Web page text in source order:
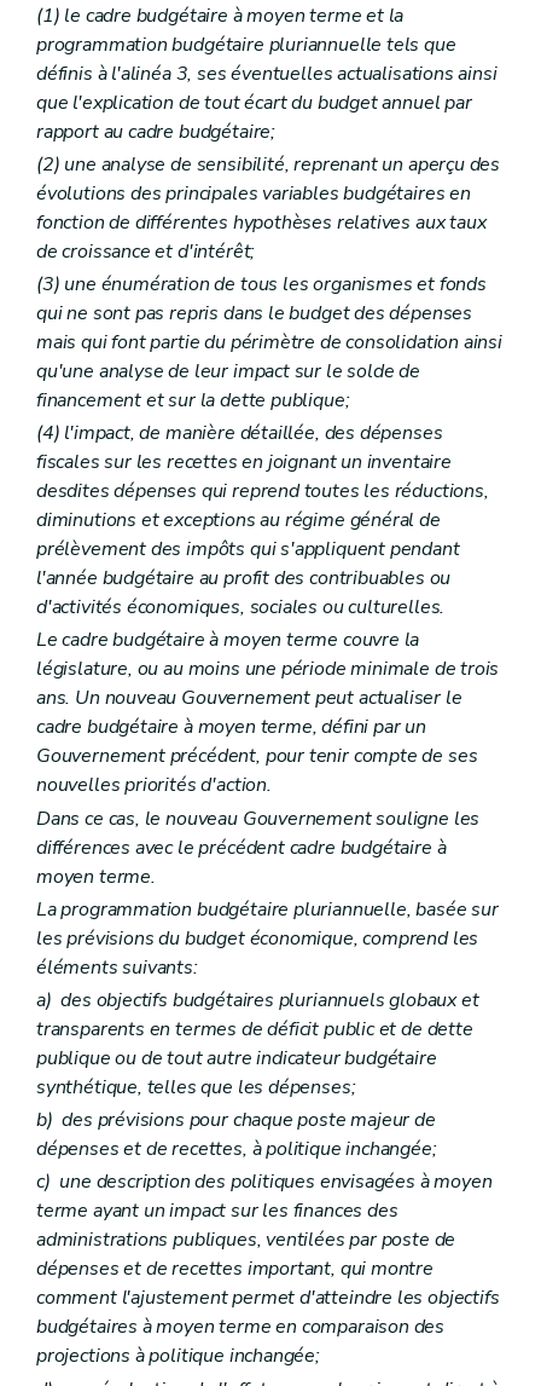
(1) le cadre budgétaire à moyen terme et la
programmation budgétaire pluriannuelle tels que
définis à l'alinéa 3, ses éventuelles actualisations ainsi
que l'explication de tout écart du budget annuel par
rapport au cadre budgétaire;
(2) une analyse de sensibilité, reprenant un aperçu des
évolutions des principales variables budgétaires en
fonction de différentes hypothèses relatives aux taux
de croissance et d'intérêt;
(3) une énumération de tous les organismes et fonds
qui ne sont pas repris dans le budget des dépenses
mais qui font partie du périmètre de consolidation ainsi
qu'une analyse de leur impact sur le solde de
financement et sur la dette publique;
(4) l'impact, de manière détaillée, des dépenses
fiscales sur les recettes en joignant un inventaire
desdites dépenses qui reprend toutes les réductions,
diminutions et exceptions au régime général de
prélèvement des impôts qui s'appliquent pendant
l'année budgétaire au profit des contribuables ou
d'activités économiques, sociales ou culturelles.
Le cadre budgétaire à moyen terme couvre la
législature, ou au moins une période minimale de trois
ans. Un nouveau Gouvernement peut actualiser le
cadre budgétaire à moyen terme, défini par un
Gouvernement précédent, pour tenir compte de ses
nouvelles priorités d'action.
Dans ce cas, le nouveau Gouvernement souligne les
différences avec le précédent cadre budgétaire à
moyen terme.
La programmation budgétaire pluriannuelle, basée sur
les prévisions du budget économique, comprend les
éléments suivants:
a) des objectifs budgétaires pluriannuels globaux et
transparents en termes de déficit public et de dette
publique ou de tout autre indicateur budgétaire
synthétique, telles que les dépenses;
b) des prévisions pour chaque poste majeur de
dépenses et de recettes, à politique inchangée;
c) une description des politiques envisagées à moyen
terme ayant un impact sur les finances des
administrations publiques, ventilées par poste de
dépenses et de recettes important, qui montre
comment l'ajustement permet d'atteindre les objectifs
budgétaires à moyen terme en comparaison des
projections à politique inchangée;